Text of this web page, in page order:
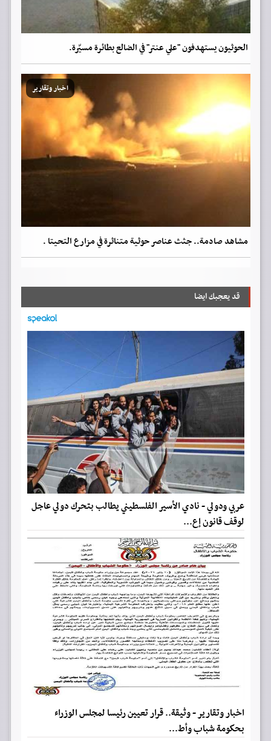
الحوثيون يستهدفون "علي عنتر" في الضالع بطائرة مسيّرة.
اخبار وتقارير
مشاهد صادمة.. جثث عناصر حوثية متناثرة في مزارع التحيتا .
قد يعجبك ايضا
عربي ودولي - نادي الأسير الفلسطيني يطالب بتحرك دولي عاجل
لوقف قانون إع...
اخبار وتقارير - وثيقة.. قرار تعيين رئيسا لمجلس الوزراء
بحكومة شباب وأط...